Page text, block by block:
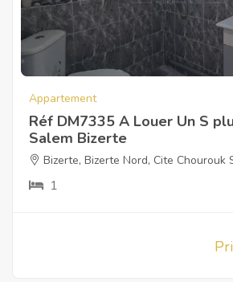
Appartement
Réf DM7335 A Louer Un S
Salem Bizerte
Bizerte, Bizerte Nord, Cite Chourouk
1